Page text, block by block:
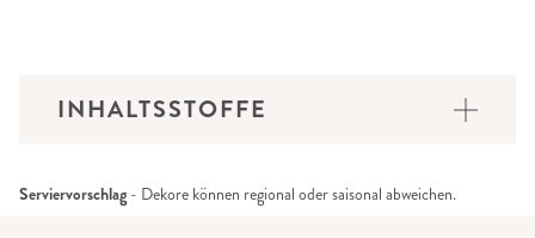
INHALTSSTOFFE
Serviervorschlag - Dekore können regional oder saisonal abweichen.